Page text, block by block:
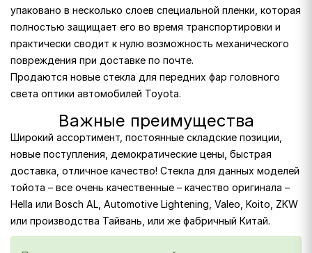
упаковано в несколько слоев специальной пленки, которая
полностью защищает его во время транспортировки и
практически сводит к нулю возможность механического
повреждения при доставке по почте.
Продаются новые стекла для передних фар головного
света оптики автомобилей Toyota.
Важные преимущества
Широкий ассортимент, постоянные складские позиции,
новые поступления, демократические цены, быстрая
доставка, отличное качество! Стекла для данных моделей
тойота – все очень качественные – качество оригинала –
Hella или Bosch AL, Automotive Lightening, Valeo, Koito, ZKW
или производства Тайвань, или же фабричный Китай.